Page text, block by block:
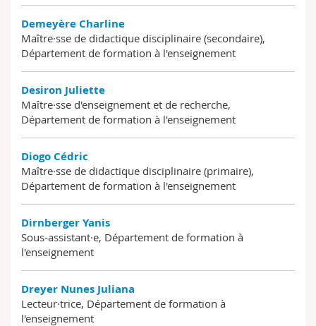
Demeyère Charline
Maître·sse de didactique disciplinaire (secondaire),
Département de formation à l'enseignement
Desiron Juliette
Maître·sse d'enseignement et de recherche,
Département de formation à l'enseignement
Diogo Cédric
Maître·sse de didactique disciplinaire (primaire),
Département de formation à l'enseignement
Dirnberger Yanis
Sous-assistant·e, Département de formation à
l'enseignement
Dreyer Nunes Juliana
Lecteur·trice, Département de formation à
l'enseignement